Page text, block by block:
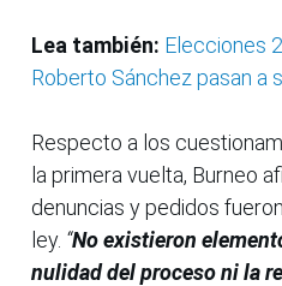
Lea también: Elecciones
Roberto Sánchez pasan a
Respecto a los
la primera vuelta, Burneo
denuncias y pedidos
ley. “No existieron
nulidad del proceso ni la